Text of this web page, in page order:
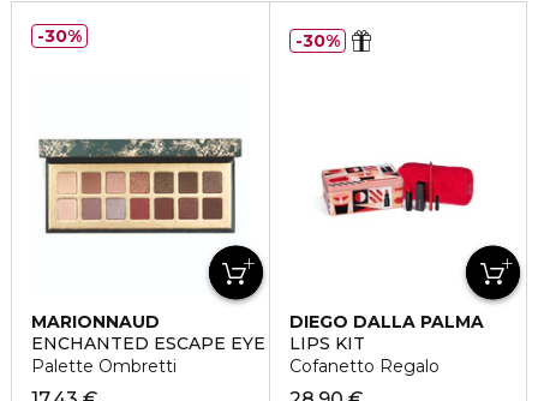
MARIONNAUD
ENCHANTED ESCAPE EYE PALETTE
Palette Ombretti
30%
DIEGO DALLA PALMA
LIPS KIT
Cofanetto Regalo
30%